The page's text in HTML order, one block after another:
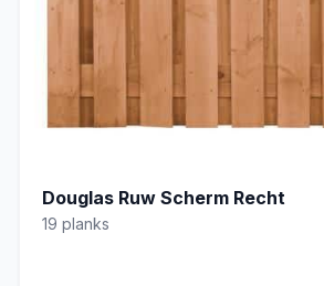
Douglas Ruw Scherm Recht
19 planks